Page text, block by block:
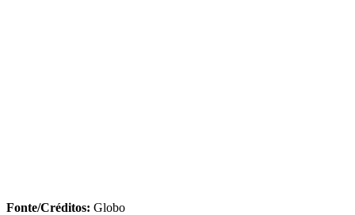
Fonte/Créditos: Globo